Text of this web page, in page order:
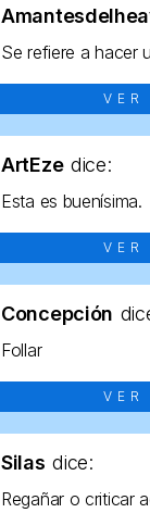
Se refiere a hacer
VER
ArtEze dice:
Esta es buenísima.
VER
Concepción
Follar
VER
Silas dice:
Regañar o criticar